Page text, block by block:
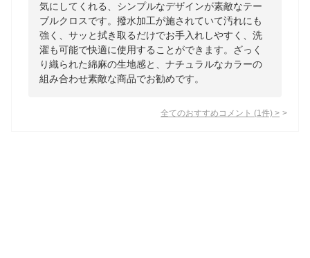
気にしてくれる、シンプルなデザインが素敵なテー
ブルクロスです。撥水加工が施されていて汚れにも
強く、サッと拭き取るだけでお手入れしやすく、洗
濯も可能で快適に使用することができます。ざっく
り織られた綿麻の生地感と、ナチュラルなカラーの
組み合わせ素敵な商品でお勧めです。
全てのおすすめコメント (1 件) >